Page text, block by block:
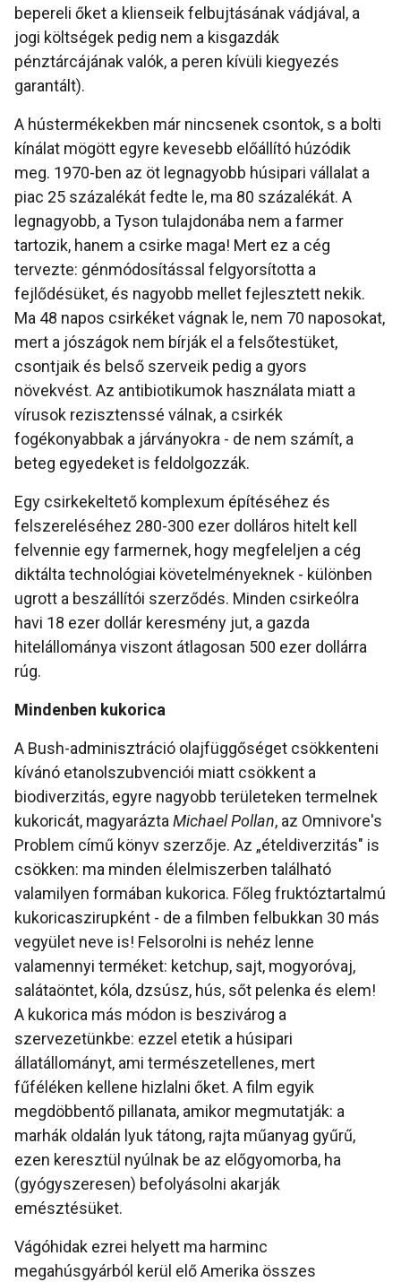
bepereli őket a klienseik felbujtásának vádjával, a
jogi költségek pedig nem a kisgazdák
pénztárcájának valók, a peren kívüli kiegyezés
garantált).
A hústermékekben már nincsenek csontok, s a bolti
kínálat mögött egyre kevesebb előállító húzódik
meg. 1970-ben az öt legnagyobb húsipari vállalat a
piac 25 százalékát fedte le, ma 80 százalékát. A
legnagyobb, a Tyson tulajdonába nem a farmer
tartozik, hanem a csirke maga! Mert ez a cég
tervezte: génmódosítással felgyorsította a
fejlődésüket, és nagyobb mellet fejlesztett nekik.
Ma 48 napos csirkéket vágnak le, nem 70 naposokat,
mert a jószágok nem bírják el a felsőtestüket,
csontjaik és belső szerveik pedig a gyors
növekvést. Az antibiotikumok használata miatt a
vírusok rezisztenssé válnak, a csirkék
fogékonyabbak a járványokra - de nem számít, a
beteg egyedeket is feldolgozzák.
Egy csirkekeltető komplexum építéséhez és
felszereléséhez 280-300 ezer dolláros hitelt kell
felvennie egy farmernek, hogy megfeleljen a cég
diktálta technológiai követelményeknek - különben
ugrott a beszállítói szerződés. Minden csirkeólra
havi 18 ezer dollár keresmény jut, a gazda
hitelállománya viszont átlagosan 500 ezer dollárra
rúg.
Mindenben kukorica
A Bush-adminisztráció olajfüggőséget csökkenteni
kívánó etanolszubvenciói miatt csökkent a
biodiverzitás, egyre nagyobb területeken termelnek
kukoricát, magyaráztaMichael Pollan, az Omnivore's
Problem című könyv szerzője. Az „ételdiverzitás" is
csökken: ma minden élelmiszerben található
valamilyen formában kukorica. Főleg fruktóztartalmú
kukoricaszirupként - de a filmben felbukkan 30 más
vegyület neve is! Felsorolni is nehéz lenne
valamennyi terméket: ketchup, sajt, mogyoróvaj,
salátaöntet, kóla, dzsúsz, hús, sőt pelenka és elem!
A kukorica más módon is beszivárog a
szervezetünkbe: ezzel etetik a húsipari
állatállományt, ami természetellenes, mert
fűféléken kellene hizlalni őket. A film egyik
megdöbbentő pillanata, amikor megmutatják: a
marhák oldalán lyuk tátong, rajta műanyag gyűrű,
ezen keresztül nyúlnak be az előgyomorba, ha
(gyógyszeresen) befolyásolni akarják
emésztésüket.
Vágóhidak ezrei helyett ma harminc
megahúsgyárból kerül elő Amerika összes